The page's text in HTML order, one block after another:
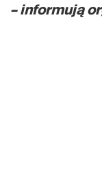
– informują